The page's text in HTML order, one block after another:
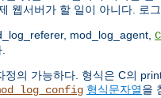
웹서버가 할 일이 아니다. 로
mod_log_agent,
정의 가능하다. 형식은 C의
형식문자열을